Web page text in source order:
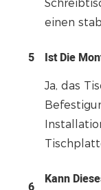
einen
5 Ist Die
Ja, das
Kann